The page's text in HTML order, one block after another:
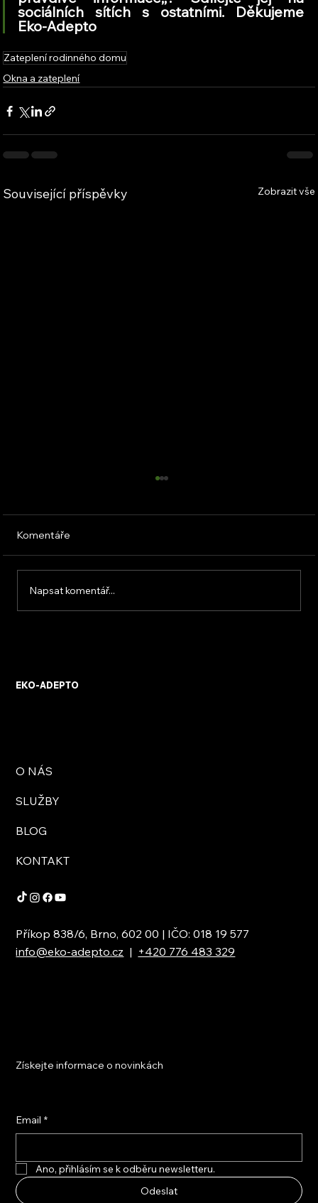
sociálních sítích s ostatními. Děkujeme
Eko-Adepto
Zateplení rodinného domu
Okna a zateplení
Související příspěvky Zobrazit vše
Komentáře
Napsat komentář...
EKO-ADEPTO
O NÁS
SLUŽBY
BLOG
KONTAKT
Příkop 838/6, Brno, 602 00 | IČO: 018 19 577
info@eko-adepto.cz | +420 776 483 329
Získejte informace o novinkách
Email *
Ano, přihlásím se k odběru newsletteru.
Odeslat